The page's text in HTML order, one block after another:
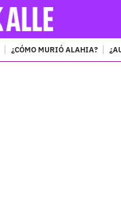
¿CÓMO MURIÓ ALAHIA?